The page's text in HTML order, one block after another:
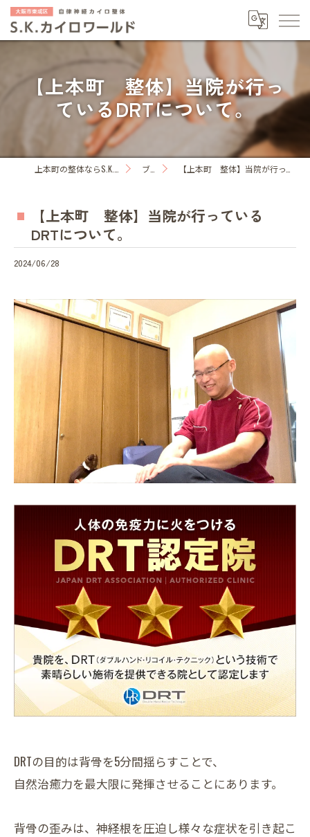
【上本町 整体】当院が行っ
ているDRTについて。
ブログ 【上本町 整体】当院が行っているDRTについて。
【上本町 整体】当院が行っている
DRTについて。
2024/06/28
DRTの目的は背骨を5分間揺らすことで、
自然治癒力を最大限に発揮させることにあります。
背骨の歪みは、神経根を圧迫し様々な症状を引き起こ